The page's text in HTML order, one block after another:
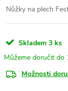
Nůžky na plech
Skladem 3 ks
Možnosti